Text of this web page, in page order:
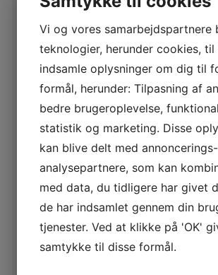
RELATEREDE VARER
TORK ALKOHOL HÅNDDESINFEKTION
511103
LÆS MERE
TORK ALKOHOL
420103
LÆS MERE
Vi og vores samarbejdspartnere
teknologier, herunder cookies, til
indsamle oplysninger om dig til
formål, herunder: Tilpasning af
bedre brugeroplevelse,
statistik og marketing. Disse
kan blive delt med
analysepartnere, som kan
med data, du tidligere har givet
de har indsamlet gennem din
tjenester. Ved at klikke på 'OK'
samtykke til disse formål.